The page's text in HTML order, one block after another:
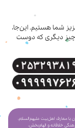
شما هستیم. این‌جا،
چیز دیگری که دوست
و نوجوانان با معارف اهل‌بیت علیهم‌السلام،
خلاقانه و الهام‌بخش،